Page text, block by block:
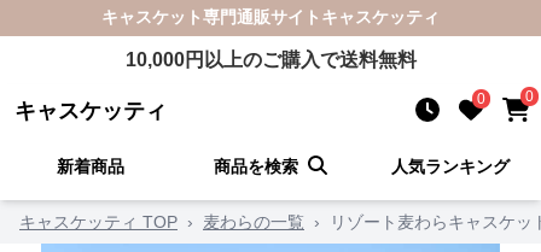
キャスケット専門通販サイト キャスケッティ
10,000円以上のご購入で送料無料
キャスケッティ 0 0
新着商品 商品を検索 人気ランキング
キャスケッティ TOP › 麦わらの一覧 › リゾート麦わらキャスケッ